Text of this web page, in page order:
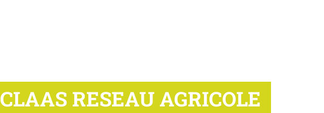
CLAAS RESEAU AGRICOLE